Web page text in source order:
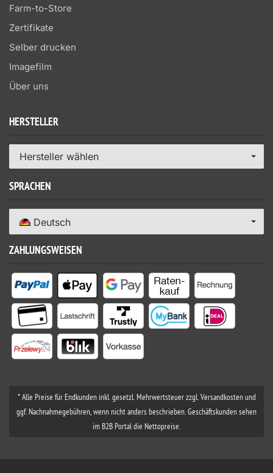
Farm-to-Store
Zertifikate
Selber drucken
Imagefilm
Über uns
HERSTELLER
Hersteller wählen
SPRACHEN
Deutsch
ZAHLUNGSWEISEN
* Alle Preise für Endkunden inkl. gesetzl. Mehrwertsteuer zzgl. Versandkosten und
ggf. Nachnahmegebühren, wenn nicht anders beschrieben. Geschäftskunden sehen
im B2B Portal die Nettopreise.